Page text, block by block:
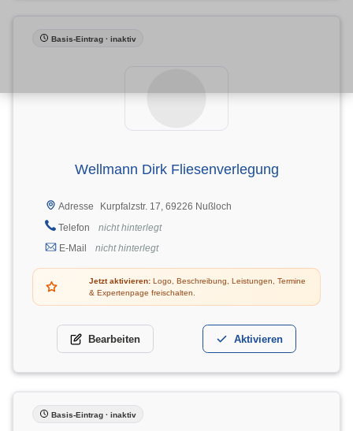
Basis-Eintrag · inaktiv
Wellmann Dirk Fliesenverlegung
Adresse
Kurpfalzstr. 17, 69226 Nußloch
Telefon
nicht hinterlegt
E-Mail
nicht hinterlegt
Jetzt aktivieren: Logo, Beschreibung, Leistungen, Termine
& Expertenpage freischalten.
Bearbeiten Aktivieren
Basis-Eintrag · inaktiv